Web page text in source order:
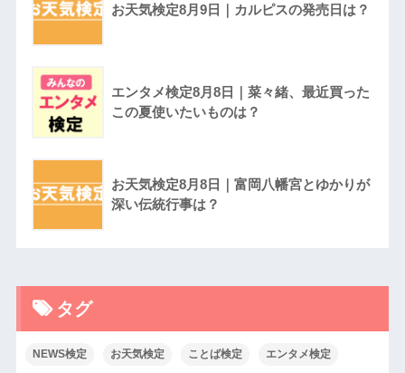
お天気検定8月9日｜カルピスの発売日は？
エンタメ検定8月8日｜菜々緒、最近買った
この夏使いたいものは？
お天気検定8月8日｜富岡八幡宮とゆかりが
深い伝統行事は？
タグ
NEWS検定 お天気検定 ことば検定 エンタメ検定